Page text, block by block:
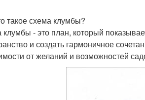
такое схема клумбы?
- это план, который
и создать гармоничное
от желаний и возможностей